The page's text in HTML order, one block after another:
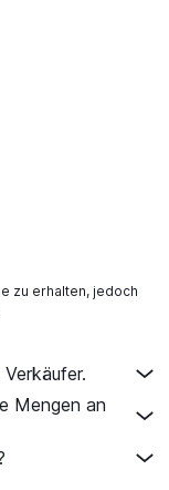
zu erhalten, jedoch
Mengen an